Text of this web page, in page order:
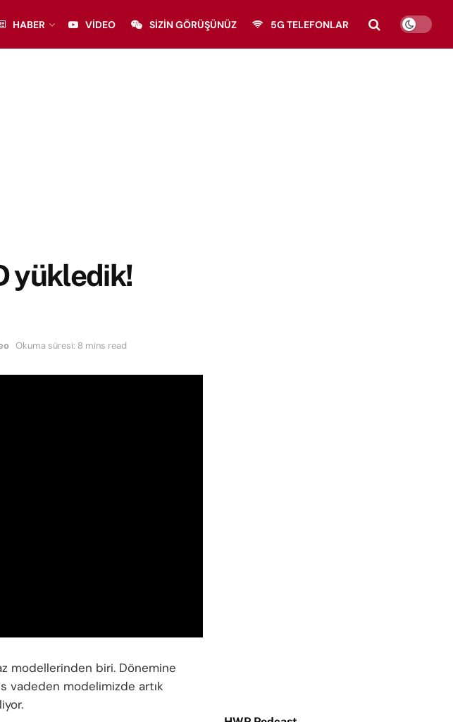
HABER VIDEO SIZIN GÖRÜŞÜNÜZ 5G TELEFONLAR
yükledik!
Okuma süresi: 8 mins read
modellerinden biri. Dönemine
vadeden modelimizde artık